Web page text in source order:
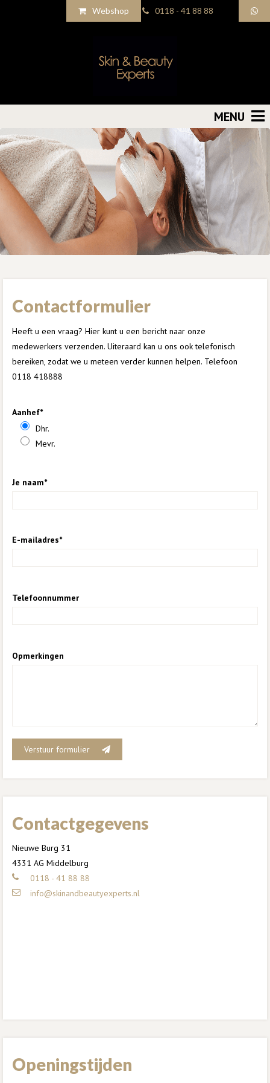
Webshop 0118 - 41 88 88
MENU
Contactformulier
Heeft u een vraag? Hier kunt u een bericht naar onze
medewerkers verzenden. Uiteraard kan u ons ook telefonisch
bereiken, zodat we u meteen verder kunnen helpen. Telefoon
0118 418888
Aanhef*
Dhr.
Mevr.
Je naam*
E-mailadres*
Telefoonnummer
Opmerkingen
Verstuur formulier
Contactgegevens
Nieuwe Burg 31
4331 AG Middelburg
0118 - 41 88 88
info@skinandbeautyexperts.nl
Openingstijden